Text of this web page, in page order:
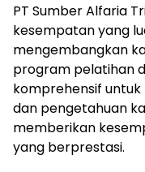
PT Sumber Alfaria
kesempatan yang
mengembangkan
program pelatihan
komprehensif
dan pengetahuan
memberikan
yang berprestasi.